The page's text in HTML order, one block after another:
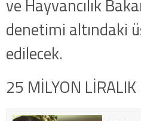
ve Hayvancılık
denetimi altındaki
edilecek.
25 MİLYON LİRALIK